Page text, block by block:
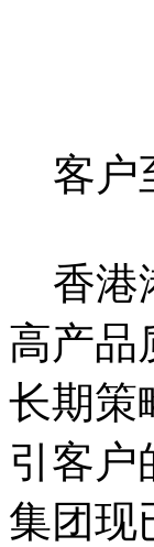
客户
香港
高产品
长期策
引客户
集团现